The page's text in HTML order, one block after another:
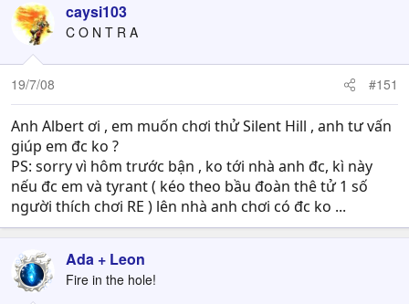
caysi103
C O N T R A
19/7/08 #151
Anh Albert ơi , em muốn chơi thử Silent Hill , anh tư vấn
giúp em đc ko ?
PS: sorry vì hôm trước bận , ko tới nhà anh đc, kì này
nếu đc em và tyrant ( kéo theo bầu đoàn thê tử 1 số
người thích chơi RE ) lên nhà anh chơi có đc ko ...
Ada + Leon
Fire in the hole!